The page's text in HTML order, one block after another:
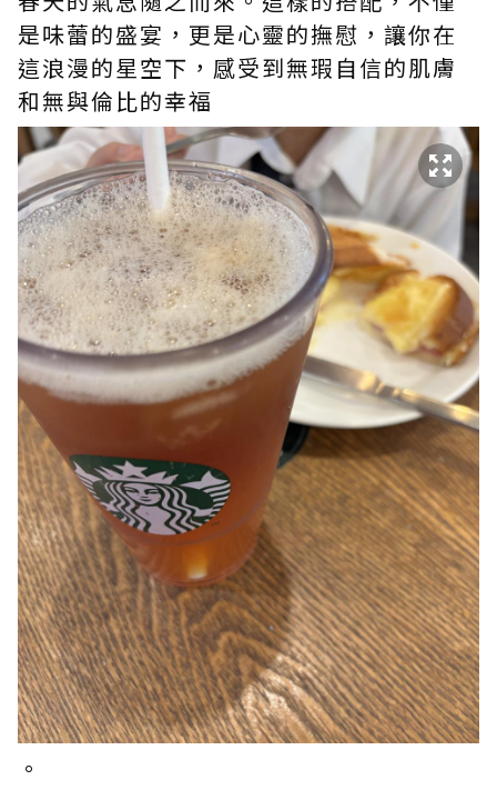
是味蕾的盛宴，更是心靈的撫慰，讓你在
這浪漫的星空下，感受到無瑕自信的肌膚
和無與倫比的幸福
。